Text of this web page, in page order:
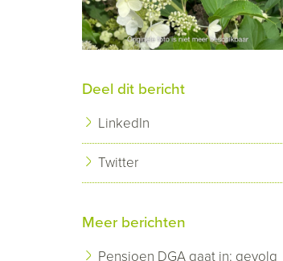
Deel dit bericht
LinkedIn
Twitter
Meer berichten
Pensioen DGA gaat in: gevolg